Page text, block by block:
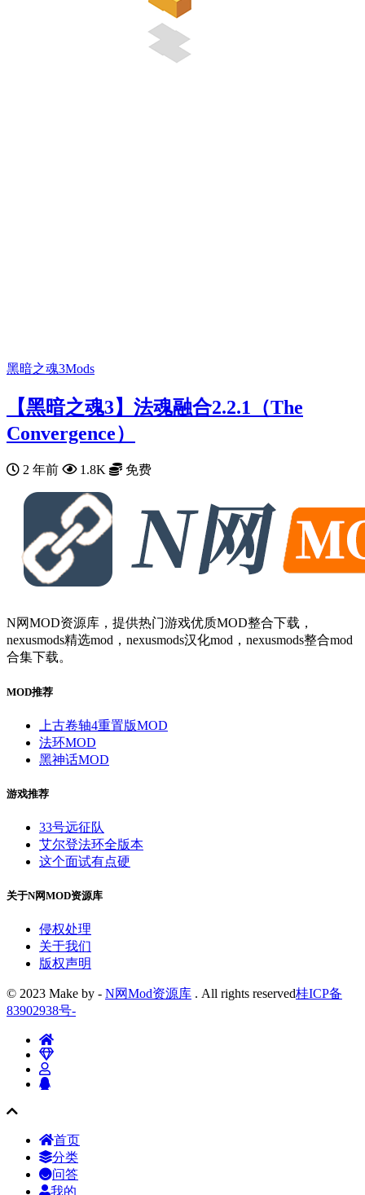
黑暗之魂3Mods
【黑暗之魂3】法魂融合2.2.1（The
Convergence）
2 年前 1.8K 免费
N网MOD资源库，提供热门游戏优质MOD整合下载，
nexusmods精选mod，nexusmods汉化mod，nexusmods整合mod
合集下载。
MOD推荐
上古卷轴4重置版MOD
法环MOD
黑神话MOD
游戏推荐
33号远征队
艾尔登法环全版本
这个面试有点硬
关于N网MOD资源库
侵权处理
关于我们
版权声明
© 2023 Make by - N网Mod资源库 . All rights reserved桂ICP备
83902938号-
首页
分类
问答
我的